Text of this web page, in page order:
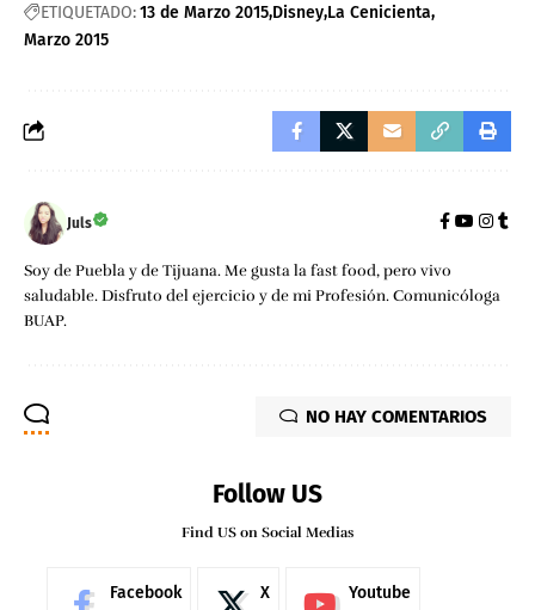
ETIQUETADO:13 de Marzo 2015 Disney La Cenicienta
Marzo 2015
Juls
Soy de Puebla y de Tijuana. Me gusta la fast food, pero vivo
saludable. Disfruto del ejercicio y de mi Profesión. Comunicóloga
BUAP.
NO HAY COMENTARIOS
Follow US
Find US on Social Medias
Facebook X Youtube